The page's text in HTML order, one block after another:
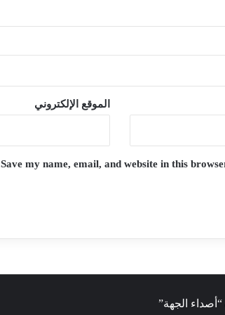
الموقع الإلكتروني
Save my name, email, and website in this
الجهة”